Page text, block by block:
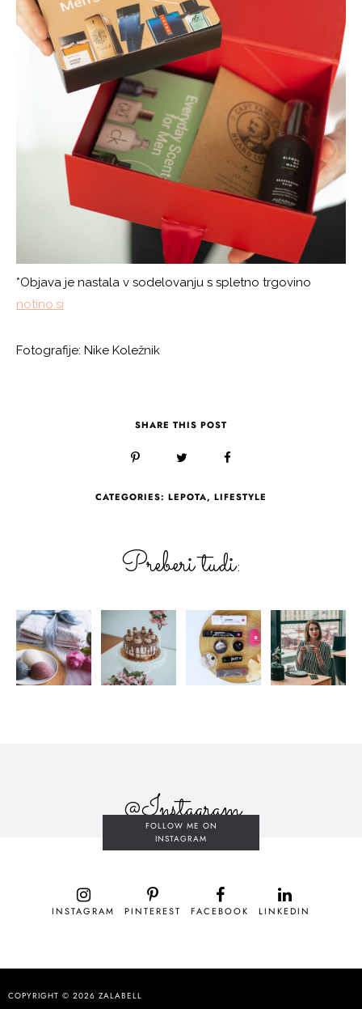
*Objava je nastala v sodelovanju s spletno trgovino
notino.si
Fotografije: Nike Koležnik
SHARE THIS POST
CATEGORIES: LEPOTA, LIFESTYLE
Preberi tudi:
@Instagram
FOLLOW ME ON
INSTAGRAM
INSTAGRAM PINTEREST FACEBOOK LINKEDIN
COPYRIGHT © 2026 ZALABELL